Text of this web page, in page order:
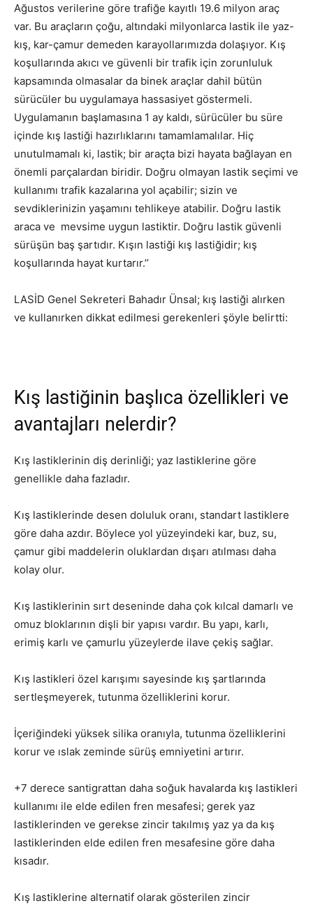
Ağustos verilerine göre trafiğe kayıtlı 19.6 milyon araç
var. Bu araçların çoğu, altındaki milyonlarca lastik ile yaz-
kış, kar-çamur demeden karayollarımızda dolaşıyor. Kış
koşullarında akıcı ve güvenli bir trafik için zorunluluk
kapsamında olmasalar da binek araçlar dahil bütün
sürücüler bu uygulamaya hassasiyet göstermeli.
Uygulamanın başlamasına 1 ay kaldı, sürücüler bu süre
içinde kış lastiği hazırlıklarını tamamlamalılar. Hiç
unutulmamalı ki, lastik; bir araçta bizi hayata bağlayan en
önemli parçalardan biridir. Doğru olmayan lastik seçimi ve
kullanımı trafik kazalarına yol açabilir; sizin ve
sevdiklerinizin yaşamını tehlikeye atabilir. Doğru lastik
araca ve mevsime uygun lastiktir. Doğru lastik güvenli
sürüşün baş şartıdır. Kışın lastiği kış lastiğidir; kış
koşullarında hayat kurtarır.’’
LASİD Genel Sekreteri Bahadır Ünsal; kış lastiği alırken
ve kullanırken dikkat edilmesi gerekenleri şöyle belirtti:
Kış lastiğinin başlıca özellikleri ve
avantajları nelerdir?
Kış lastiklerinin diş derinliği; yaz lastiklerine göre
genellikle daha fazladır.
Kış lastiklerinde desen doluluk oranı, standart lastiklere
göre daha azdır. Böylece yol yüzeyindeki kar, buz, su,
çamur gibi maddelerin oluklardan dışarı atılması daha
kolay olur.
Kış lastiklerinin sırt deseninde daha çok kılcal damarlı ve
omuz bloklarının dişli bir yapısı vardır. Bu yapı, karlı,
erimiş karlı ve çamurlu yüzeylerde ilave çekiş sağlar.
Kış lastikleri özel karışımı sayesinde kış şartlarında
sertleşmeyerek, tutunma özelliklerini korur.
İçeriğindeki yüksek silika oranıyla, tutunma özelliklerini
korur ve ıslak zeminde sürüş emniyetini artırır.
+7 derece santigrattan daha soğuk havalarda kış lastikleri
kullanımı ile elde edilen fren mesafesi; gerek yaz
lastiklerinden ve gerekse zincir takılmış yaz ya da kış
lastiklerinden elde edilen fren mesafesine göre daha
kısadır.
Kış lastiklerine alternatif olarak gösterilen zincir